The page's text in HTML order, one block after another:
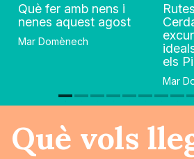
Què fer amb nens i
nenes aquest agost
Mar Domènech
els
Mar
Què vols